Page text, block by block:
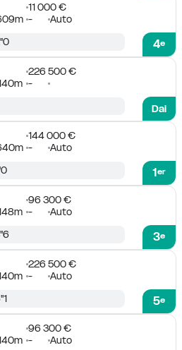
11 000 €
- Auto
4e
226 500 €
-
Dai
144 000 €
- Auto
1er
96 300 €
- Auto
3e
226 500 €
- Auto
5e
96 300 €
- Auto